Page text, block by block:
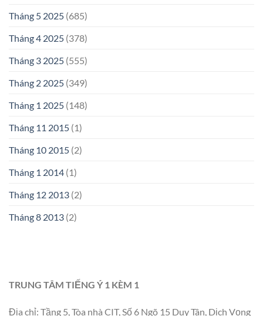
Tháng 5 2025 (685)
Tháng 4 2025 (378)
Tháng 3 2025 (555)
Tháng 2 2025 (349)
Tháng 1 2025 (148)
Tháng 11 2015 (1)
Tháng 10 2015 (2)
Tháng 1 2014 (1)
Tháng 12 2013 (2)
Tháng 8 2013 (2)
TRUNG TÂM TIẾNG Ý 1 KÈM 1
Địa chỉ: Tầng 5, Tòa nhà CIT, Số 6 Ngõ 15 Duy Tân, Dịch Vọng